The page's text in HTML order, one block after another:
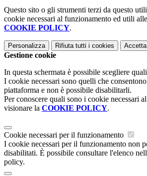
Questo sito o gli strumenti terzi da questo
cookie necessari al funzionamento ed utili
COOKIE POLICY.
Personalizza Rifiuta tutti i cookies
Gestione cookie
In questa schermata è possibile scegliere
I cookie necessari sono quelli che
piattaforma e non è possibile disabilitarli.
Per conoscere quali sono i cookie necessari
visionare la COOKIE POLICY.
Cookie necessari per il funzionamento
I cookie necessari per il funzionamento non
disabilitati. È possibile consultare l'elenco
policy.